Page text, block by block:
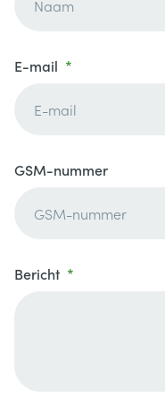
E-mail
GSM-nummer
Bericht